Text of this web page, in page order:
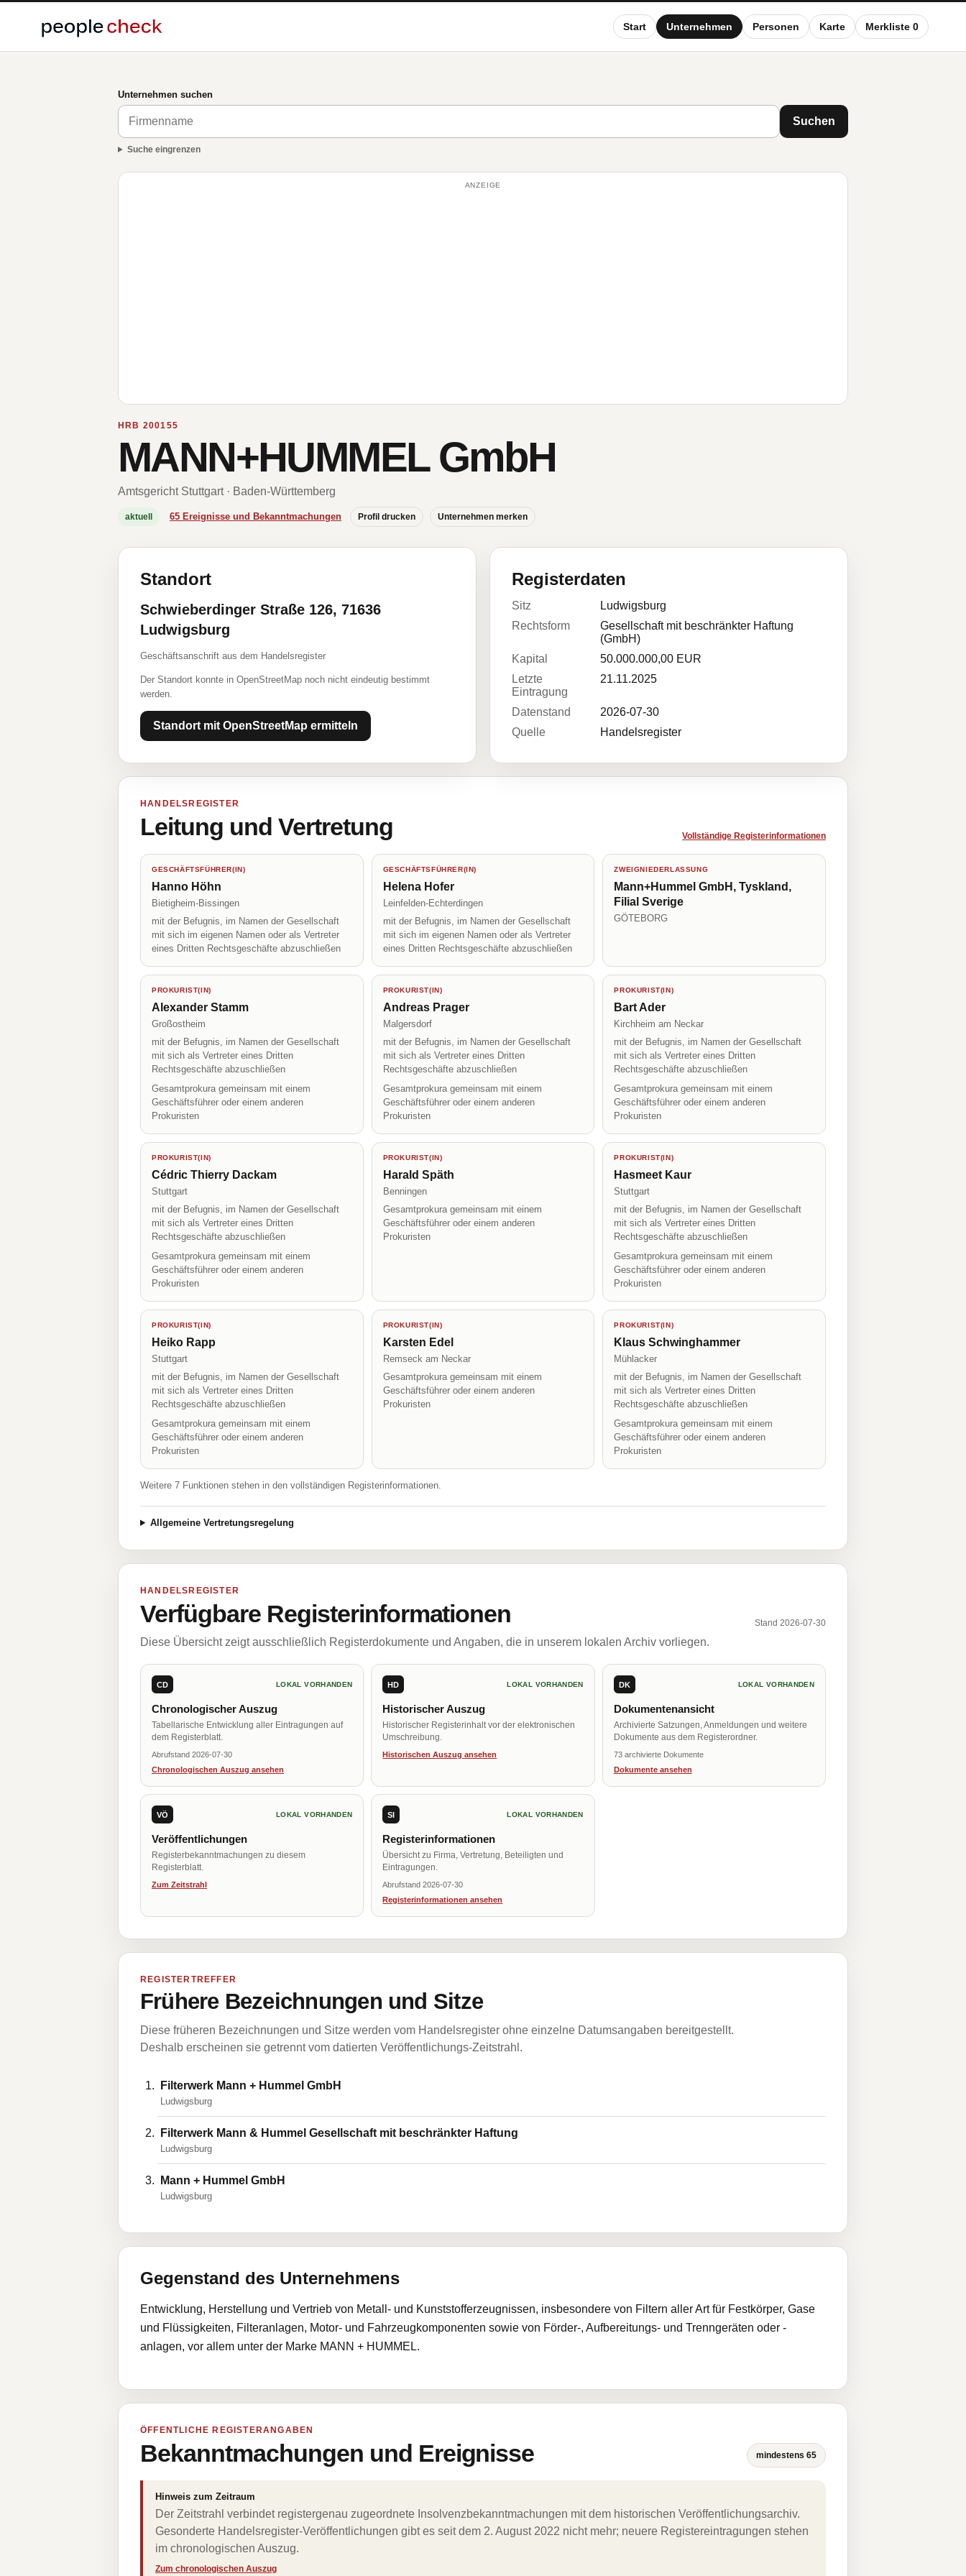
Start Unternehmen Personen Karte Merkliste 0
Unternehmen suchen
Suchen
Suche eingrenzen
ANZEIGE
HRB 200155
MANN+HUMMEL GmbH
Amtsgericht Stuttgart · Baden-Württemberg
aktuell 65 Ereignisse und Bekanntmachungen Profil drucken Unternehmen merken
Standort
Schwieberdinger Straße 126, 71636
Ludwigsburg
Geschäftsanschrift aus dem Handelsregister
Der Standort konnte in OpenStreetMap noch nicht eindeutig bestimmt
werden.
Standort mit OpenStreetMap ermitteln
Registerdaten
Sitz
Ludwigsburg
Rechtsform
Gesellschaft mit beschränkter Haftung
(GmbH)
Kapital
50.000.000,00 EUR
Letzte
Eintragung
21.11.2025
Datenstand
2026-07-30
Quelle
Handelsregister
HANDELSREGISTER
Leitung und Vertretung Vollständige Registerinformationen
GESCHÄFTSFÜHRER(IN)
Hanno Höhn
Bietigheim-Bissingen
mit der Befugnis, im Namen der Gesellschaft
mit sich im eigenen Namen oder als Vertreter
eines Dritten Rechtsgeschäfte abzuschließen
GESCHÄFTSFÜHRER(IN)
Helena Hofer
Leinfelden-Echterdingen
mit der Befugnis, im Namen der Gesellschaft
mit sich im eigenen Namen oder als Vertreter
eines Dritten Rechtsgeschäfte abzuschließen
ZWEIGNIEDERLASSUNG
Mann+Hummel GmbH, Tyskland,
Filial Sverige
GÖTEBORG
PROKURIST(IN)
Alexander Stamm
Großostheim
mit der Befugnis, im Namen der Gesellschaft
mit sich als Vertreter eines Dritten
Rechtsgeschäfte abzuschließen
Gesamtprokura gemeinsam mit einem
Geschäftsführer oder einem anderen
Prokuristen
PROKURIST(IN)
Andreas Prager
Malgersdorf
mit der Befugnis, im Namen der Gesellschaft
mit sich als Vertreter eines Dritten
Rechtsgeschäfte abzuschließen
Gesamtprokura gemeinsam mit einem
Geschäftsführer oder einem anderen
Prokuristen
PROKURIST(IN)
Bart Ader
Kirchheim am Neckar
mit der Befugnis, im Namen der Gesellschaft
mit sich als Vertreter eines Dritten
Rechtsgeschäfte abzuschließen
Gesamtprokura gemeinsam mit einem
Geschäftsführer oder einem anderen
Prokuristen
PROKURIST(IN)
Cédric Thierry Dackam
Stuttgart
mit der Befugnis, im Namen der Gesellschaft
mit sich als Vertreter eines Dritten
Rechtsgeschäfte abzuschließen
Gesamtprokura gemeinsam mit einem
Geschäftsführer oder einem anderen
Prokuristen
PROKURIST(IN)
Harald Späth
Benningen
Gesamtprokura gemeinsam mit einem
Geschäftsführer oder einem anderen
Prokuristen
PROKURIST(IN)
Hasmeet Kaur
Stuttgart
mit der Befugnis, im Namen der Gesellschaft
mit sich als Vertreter eines Dritten
Rechtsgeschäfte abzuschließen
Gesamtprokura gemeinsam mit einem
Geschäftsführer oder einem anderen
Prokuristen
PROKURIST(IN)
Heiko Rapp
Stuttgart
mit der Befugnis, im Namen der Gesellschaft
mit sich als Vertreter eines Dritten
Rechtsgeschäfte abzuschließen
Gesamtprokura gemeinsam mit einem
Geschäftsführer oder einem anderen
Prokuristen
PROKURIST(IN)
Karsten Edel
Remseck am Neckar
Gesamtprokura gemeinsam mit einem
Geschäftsführer oder einem anderen
Prokuristen
PROKURIST(IN)
Klaus Schwinghammer
Mühlacker
mit der Befugnis, im Namen der Gesellschaft
mit sich als Vertreter eines Dritten
Rechtsgeschäfte abzuschließen
Gesamtprokura gemeinsam mit einem
Geschäftsführer oder einem anderen
Prokuristen
Weitere 7 Funktionen stehen in den vollständigen Registerinformationen.
Allgemeine Vertretungsregelung
HANDELSREGISTER
Verfügbare Registerinformationen Stand 2026-07-30
Diese Übersicht zeigt ausschließlich Registerdokumente und Angaben, die in unserem lokalen Archiv vorliegen.
CD LOKAL VORHANDEN
Chronologischer Auszug
Tabellarische Entwicklung aller Eintragungen auf
dem Registerblatt.
Abrufstand 2026-07-30
Chronologischen Auszug ansehen
HD LOKAL VORHANDEN
Historischer Auszug
Historischer Registerinhalt vor der elektronischen
Umschreibung.
Historischen Auszug ansehen
DK LOKAL VORHANDEN
Dokumentenansicht
Archivierte Satzungen, Anmeldungen und weitere
Dokumente aus dem Registerordner.
73 archivierte Dokumente
Dokumente ansehen
VÖ LOKAL VORHANDEN
Veröffentlichungen
Registerbekanntmachungen zu diesem
Registerblatt.
Zum Zeitstrahl
SI LOKAL VORHANDEN
Registerinformationen
Übersicht zu Firma, Vertretung, Beteiligten und
Eintragungen.
Abrufstand 2026-07-30
Registerinformationen ansehen
REGISTERTREFFER
Frühere Bezeichnungen und Sitze
Diese früheren Bezeichnungen und Sitze werden vom Handelsregister ohne einzelne Datumsangaben bereitgestellt.
Deshalb erscheinen sie getrennt vom datierten Veröffentlichungs-Zeitstrahl.
Filterwerk Mann + Hummel GmbH
Ludwigsburg
FiIterwerk Mann & Hummel Gesellschaft mit beschränkter Haftung
Ludwigsburg
Mann + Hummel GmbH
Ludwigsburg
Gegenstand des Unternehmens
Entwicklung, Herstellung und Vertrieb von Metall- und Kunststofferzeugnissen, insbesondere von Filtern aller Art für Festkörper, Gase
und Flüssigkeiten, Filteranlagen, Motor- und Fahrzeugkomponenten sowie von Förder-, Aufbereitungs- und Trenngeräten oder -
anlagen, vor allem unter der Marke MANN + HUMMEL.
ÖFFENTLICHE REGISTERANGABEN
Bekanntmachungen und Ereignisse mindestens 65
Hinweis zum Zeitraum
Der Zeitstrahl verbindet registergenau zugeordnete Insolvenzbekanntmachungen mit dem historischen Veröffentlichungsarchiv.
Gesonderte Handelsregister-Veröffentlichungen gibt es seit dem 2. August 2022 nicht mehr; neuere Registereintragungen stehen
im chronologischen Auszug.
Zum chronologischen Auszug